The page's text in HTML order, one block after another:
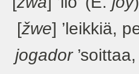
žwe] ’leikkiä,
jogador